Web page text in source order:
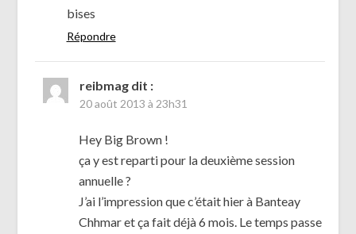
bises
Répondre
reibmag dit :
20 août 2013 à 23h31
Hey Big Brown !
ça y est reparti pour la deuxième session
annuelle ?
J’ai l’impression que c’était hier à Banteay
Chhmar et ça fait déjà 6 mois. Le temps passe